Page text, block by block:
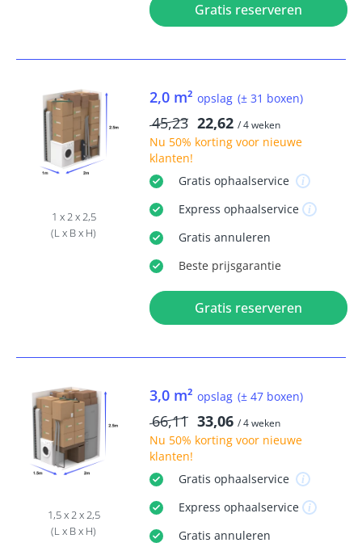
Gratis reserveren
1 x 2 x 2,5
(L x B x H)
2,0 m² opslag (± 31 boxen)
45,23 22,62 / 4 weken
Nu 50% kortingvoor nieuwe
klanten!
Gratis ophaalservice
Express ophaalservice
Gratis annuleren
Beste prijsgarantie
Gratis reserveren
1,5 x 2 x 2,5
(L x B x H)
3,0 m² opslag (± 47 boxen)
66,11 33,06 / 4 weken
Nu 50% kortingvoor nieuwe
klanten!
Gratis ophaalservice
Express ophaalservice
Gratis annuleren